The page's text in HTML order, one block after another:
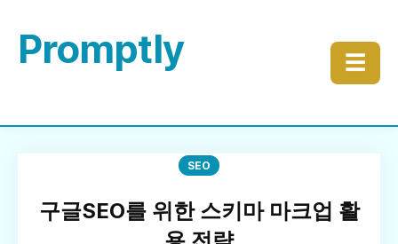
Promptly ☰
SEO
구글SEO를 위한 스키마 마크업 활